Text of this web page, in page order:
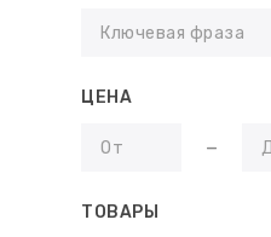
ЦЕНА
ТОВАРЫ